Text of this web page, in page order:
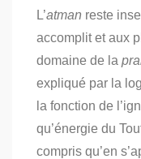
L’atman reste
accomplit et aux
domaine de la
expliqué par la
la fonction de
qu’énergie du
compris qu’en